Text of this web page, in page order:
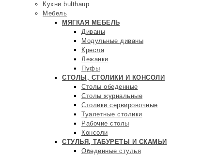
Кухни bulthaup
Мебель
МЯГКАЯ МЕБЕЛЬ
Диваны
Модульные диваны
Кресла
Лежанки
Пуфы
СТОЛЫ, СТОЛИКИ И КОНСОЛИ
Столы обеденные
Столы журнальные
Столики сервировочные
Туалетные столики
Рабочие столы
Консоли
СТУЛЬЯ, ТАБУРЕТЫ И СКАМЬИ
Обеденные стулья